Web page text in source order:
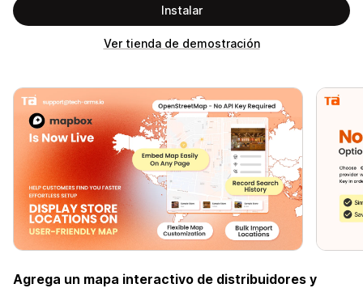
Instalar
Ver tienda de demostración
Agrega un mapa interactivo de distribuidores y